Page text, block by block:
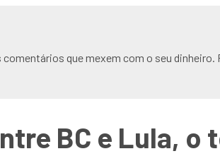
que mexem com o seu
BC e Lula, o